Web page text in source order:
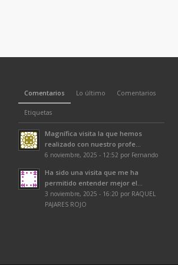
Comentarios Lo último Comentarios
Etiquetas
Magnífica visita la que hemos
realizado con nuestro profe...
6 noviembre, 2025 - 12:52 por Fernando
Ha sido una visita que me ha
permitido entender mejor el...
3 noviembre, 2025 - 16:20 por RAQUEL
PAJARES ROJO